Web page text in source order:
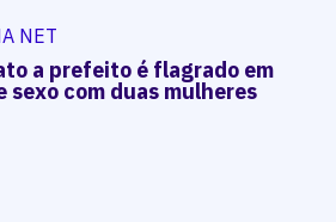
NET
a prefeito é flagrado em
sexo com duas mulheres